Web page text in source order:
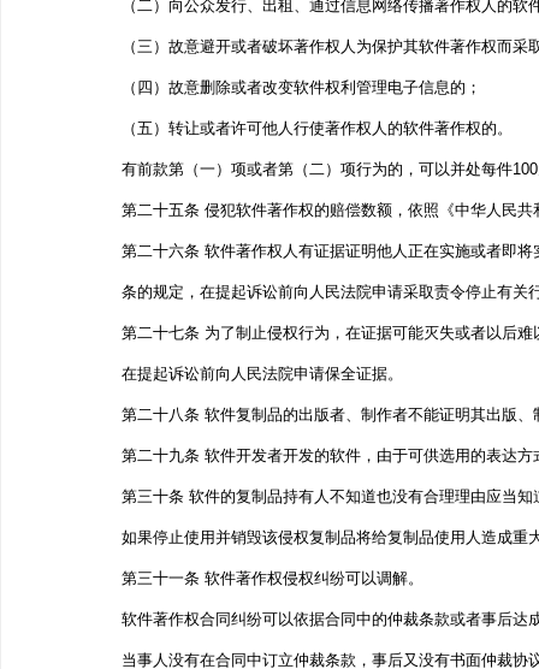
（二）向公众发行、出租、通过信息网络传播著作权人的软
（三）故意避开或者破坏著作权人为保护其软件著作权而采
（四）故意删除或者改变软件权利管理电子信息的；
（五）转让或者许可他人行使著作权人的软件著作权的。
有前款第（一）项或者第（二）项行为的，可以并处每件
第二十五条 侵犯软件著作权的赔偿数额，依照《中华人民
第二十六条 软件著作权人有证据证明他人正在实施或者即
条的规定，在提起诉讼前向人民法院申请采取责令停止有关
第二十七条 为了制止侵权行为，在证据可能灭失或者以后
在提起诉讼前向人民法院申请保全证据。
第二十八条 软件复制品的出版者、制作者不能证明其出版
第二十九条 软件开发者开发的软件，由于可供选用的表达
第三十条 软件的复制品持有人不知道也没有合理理由应当
如果停止使用并销毁该侵权复制品将给复制品使用人造成
第三十一条 软件著作权侵权纠纷可以调解。
软件著作权合同纠纷可以依据合同中的仲裁条款或者事后达
当事人没有在合同中订立仲裁条款，事后又没有书面仲裁协